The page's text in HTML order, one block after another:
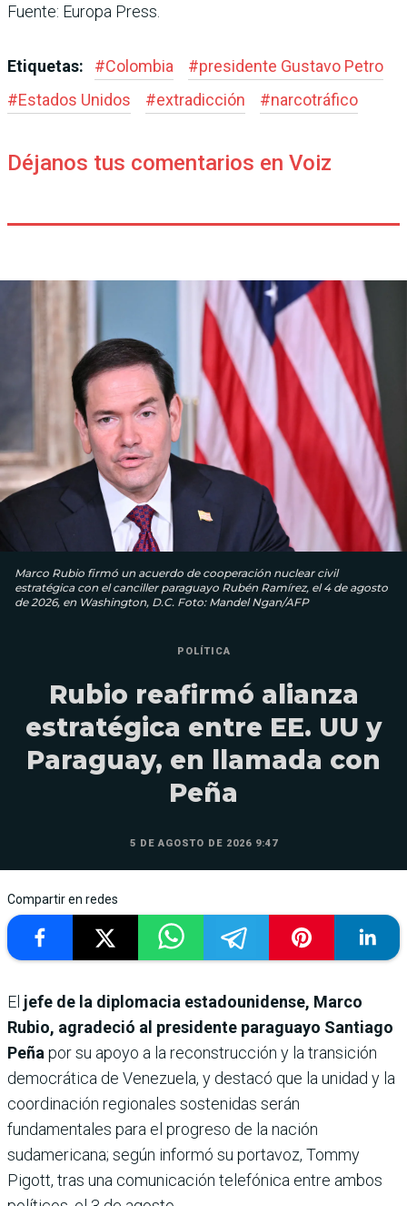
Fuente: Europa Press.
Etiquetas: #Colombia #presidente Gustavo Petro
#Estados Unidos #extradicción #narcotráfico
Déjanos tus comentarios en Voiz
Marco Rubio firmó un acuerdo de cooperación nuclear civil
estratégica con el canciller paraguayo Rubén Ramírez, el 4 de agosto
de 2026, en Washington, D.C. Foto: Mandel Ngan/AFP
POLÍTICA
Rubio reafirmó alianza
estratégica entre EE. UU y
Paraguay, en llamada con
Peña
5 DE AGOSTO DE 2026 9:47
Compartir en redes
El jefe de la diplomacia estadounidense, Marco
Rubio, agradeció al presidente paraguayo Santiago
Peña por su apoyo a la reconstrucción y la transición
democrática de Venezuela, y destacó que la unidad y la
coordinación regionales sostenidas serán
fundamentales para el progreso de la nación
sudamericana; según informó su portavoz, Tommy
Pigott, tras una comunicación telefónica entre ambos